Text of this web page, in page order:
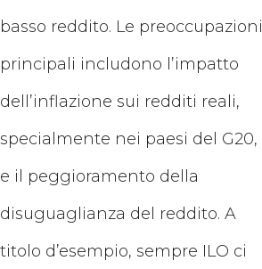
basso reddito. Le preoccupazioni
principali includono l’impatto
dell’inflazione sui redditi reali,
specialmente nei paesi del G20,
e il peggioramento della
disuguaglianza del reddito. A
titolo d’esempio, sempre ILO ci